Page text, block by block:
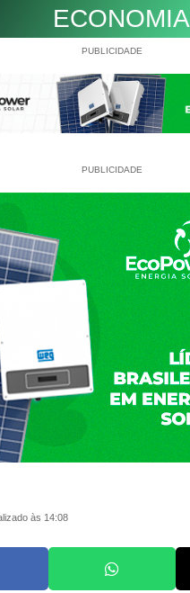
ECONOMIA
PUBLICIDADE
PUBLICIDADE
às 14:08